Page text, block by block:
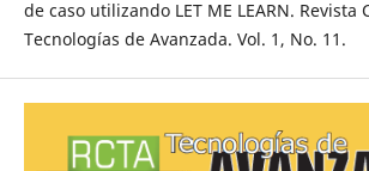
de caso utilizando LET ME LEARN. Revista
Tecnologías de Avanzada. Vol. 1, No. 11.